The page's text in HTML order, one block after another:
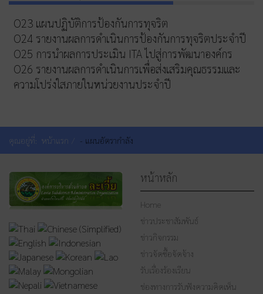
O23 แผนปฏิบัติการป้องกันการทุจริต
O24 รายงานผลการดำเนินการป้องกันการทุจริตประจำปี
O25 การนำผลการประเมิน ITA ไปสู่การพัฒนาองค์กร
O26 รายงานผลการดำเนินการเพื่อส่งเสริมคุณธรรมและ
ความโปร่งใสภายในหน่วยงานประจำปี
คุณอยู่ที่: หน้าแรก - แผนอัตรากำลัง
หน้าหลัก
Home
ข่าวประชาสัมพันธ์
ข่าวกิจกรรม
ข่าวจัดซื้อจัดจ้าง
รับเรื่องร้องเรียน
ช่องทางการรับฟังความคิดเห็น